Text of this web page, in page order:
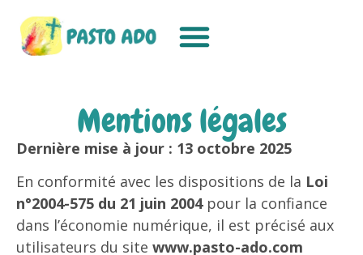
Mentions légales
Dernière mise à jour : 13 octobre 2025
En conformité avec les dispositions de la Loi
n°2004-575 du 21 juin 2004pour la confiance
dans l’économie numérique, il est précisé aux
utilisateurs du site www.pasto-ado.com